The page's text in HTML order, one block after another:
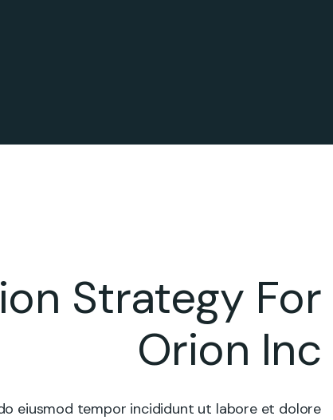
Strategy For
Orion Inc
eiusmod tempor incididunt ut labore et dolore